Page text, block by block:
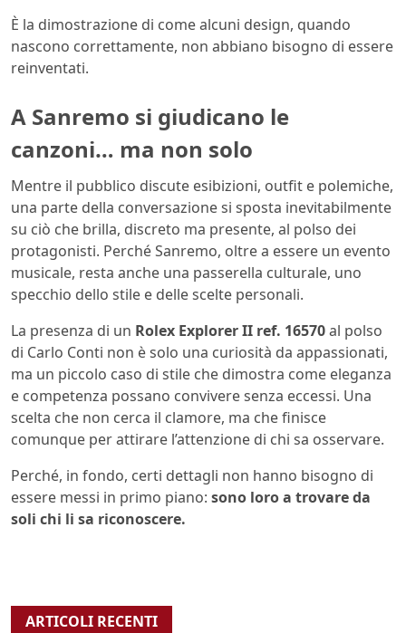
È la dimostrazione di come alcuni design, quando
nascono correttamente, non abbiano bisogno di essere
reinventati.
A Sanremo si giudicano le
canzoni… ma non solo
Mentre il pubblico discute esibizioni, outfit e polemiche,
una parte della conversazione si sposta inevitabilmente
su ciò che brilla, discreto ma presente, al polso dei
protagonisti. Perché Sanremo, oltre a essere un evento
musicale, resta anche una passerella culturale, uno
specchio dello stile e delle scelte personali.
La presenza di un Rolex Explorer II ref. 16570al polso
di Carlo Conti non è solo una curiosità da appassionati,
ma un piccolo caso di stile che dimostra come eleganza
e competenza possano convivere senza eccessi. Una
scelta che non cerca il clamore, ma che finisce
comunque per attirare l’attenzione di chi sa osservare.
Perché, in fondo, certi dettagli non hanno bisogno di
essere messi in primo piano: sono loro a trovare da
soli chi li sa riconoscere.
ARTICOLI RECENTI